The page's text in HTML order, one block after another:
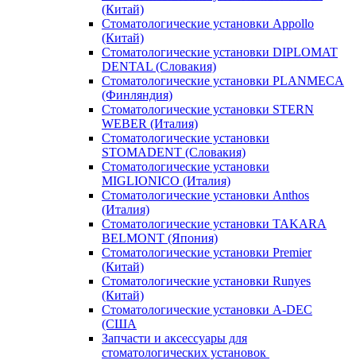
(Китай)
Стоматологические установки Appollo
(Китай)
Стоматологические установки DIPLOMAT
DENTAL (Словакия)
Стоматологические установки PLANMECA
(Финляндия)
Стоматологические установки STERN
WEBER (Италия)
Стоматологические установки
STOMADENT (Словакия)
Стоматологические установки
MIGLIONICO (Италия)
Стоматологические установки Anthos
(Италия)
Стоматологические установки TAKARA
BELMONT (Япония)
Стоматологические установки Premier
(Китай)
Стоматологические установки Runyes
(Китай)
Стоматологические установки A-DEC
(США
Запчасти и аксессуары для
стоматологических установок